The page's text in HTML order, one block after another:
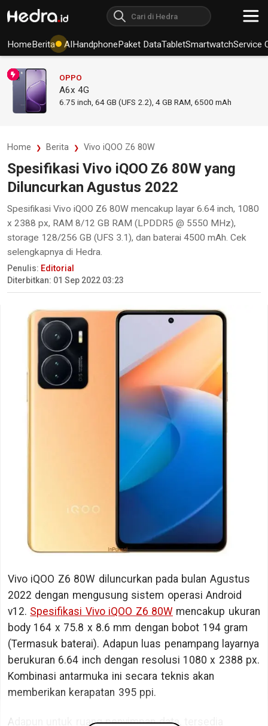
HomeBerita AIHandphonePaket DataTabletSmartwatchService
OPPO
A6x 4G
6.75 inch, 64 GB (UFS 2.2), 4 GB RAM 6500 mAh
Home Berita Vivo iQOO Z6 80W
Spesifikasi Vivo iQOO Z6 80W yang
Diluncurkan Agustus 2022
Spesifikasi Vivo iQOO Z6 80W mencakup layar 6.64 inch, 1080
x 2388 px, RAM 8/12 GB RAM (LPDDR5 @ 5550 MHz),
storage 128/256 GB (UFS 3.1), dan baterai 4500 mAh. Cek
selengkapnya di Hedra.
Penulis: Editorial
Diterbitkan: 01 Sep 2022 03:23
Vivo iQOO Z6 80W diluncurkan pada bulan Agustus
2022 dengan mengusung sistem operasi Android
v12. Spesifikasi Vivo iQOO Z6 80W mencakup ukuran
body 164 x 75.8 x 8.6 mm dengan bobot 194 gram
(Termasuk baterai). Adapun luas penampang layarnya
berukuran 6.64 inch dengan resolusi 1080 x 2388 px.
Kombinasi antarmuka ini secara teknis akan
memberikan kerapatan 395 ppi.
Adapun untuk ruang penyimpan data, tersedia